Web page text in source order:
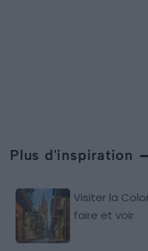
Plus d'inspiration
Visiter la
faire et voir